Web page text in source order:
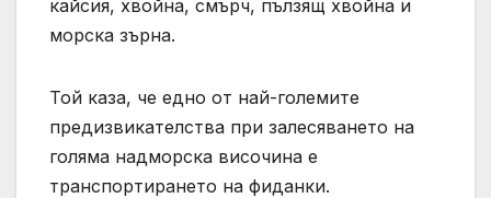
кайсия, хвойна, смърч, пълзящ хвойна и
морска зърна.
Той каза, че едно от най-големите
предизвикателства при залесяването на
голяма надморска височина е
транспортирането на фиданки.